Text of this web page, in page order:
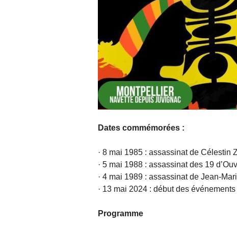
Dates commémorées :
· 8 mai 1985 : assassinat de Célestin
· 5 mai 1988 : assassinat des 19
· 4 mai 1989 : assassinat de Jean-
· 13 mai 2024 : début des
Programme